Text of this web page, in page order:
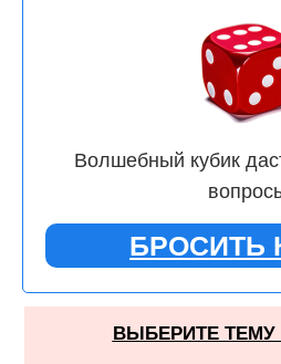
Волшебный кубик
БРОСИТЬ
ВЫБЕРИТЕ ТЕМУ